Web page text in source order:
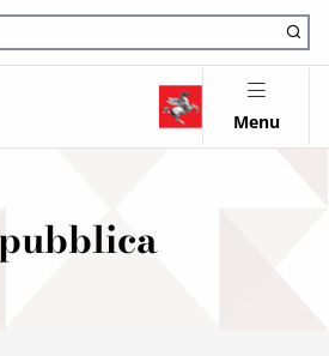
Menu